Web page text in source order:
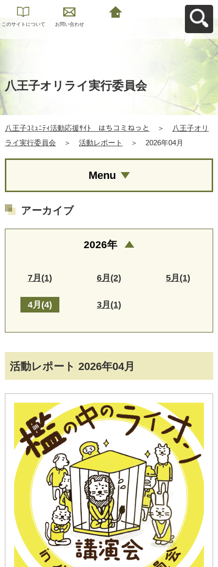
このサイトについて お問い合わせ
八王子オリライ実行委員会
八王子ｺﾐｭﾆﾃｨ活動応援ｻｲﾄ はちコミねっと ＞
八王子オリ
ライ実行委員会
＞ 活動レポート ＞ 2026年04月
活動レポート 2026年04月
Menu
アーカイブ
2026年
7月(1) 6月(2) 5月(1)
4月(4) 3月(1)